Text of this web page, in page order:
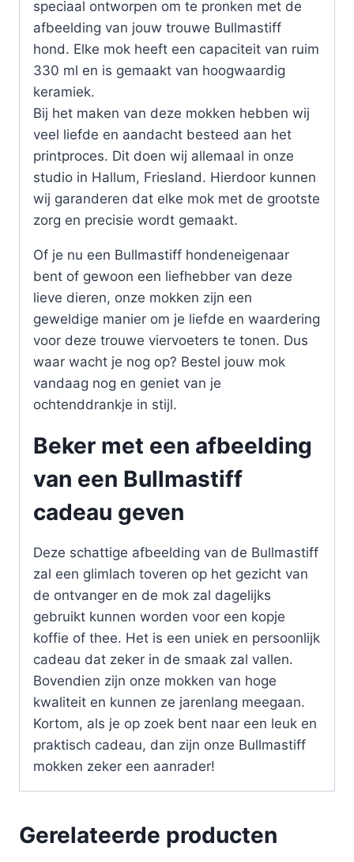
speciaal ontworpen om te pronken met de
afbeelding van jouw trouwe Bullmastiff
hond. Elke mok heeft een capaciteit van ruim
330 ml en is gemaakt van hoogwaardig
keramiek.
Bij het maken van deze mokken hebben wij
veel liefde en aandacht besteed aan het
printproces. Dit doen wij allemaal in onze
studio in Hallum, Friesland. Hierdoor kunnen
wij garanderen dat elke mok met de grootste
zorg en precisie wordt gemaakt.
Of je nu een Bullmastiff hondeneigenaar
bent of gewoon een liefhebber van deze
lieve dieren, onze mokken zijn een
geweldige manier om je liefde en waardering
voor deze trouwe viervoeters te tonen. Dus
waar wacht je nog op? Bestel jouw mok
vandaag nog en geniet van je
ochtenddrankje in stijl.
Beker met een afbeelding
van een Bullmastiff
cadeau geven
Deze schattige afbeelding van de Bullmastiff
zal een glimlach toveren op het gezicht van
de ontvanger en de mok zal dagelijks
gebruikt kunnen worden voor een kopje
koffie of thee. Het is een uniek en persoonlijk
cadeau dat zeker in de smaak zal vallen.
Bovendien zijn onze mokken van hoge
kwaliteit en kunnen ze jarenlang meegaan.
Kortom, als je op zoek bent naar een leuk en
praktisch cadeau, dan zijn onze Bullmastiff
mokken zeker een aanrader!
Gerelateerde producten